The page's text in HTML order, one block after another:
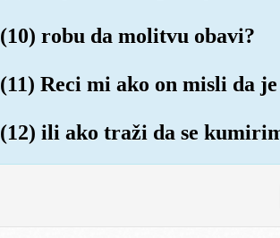
(10) robu da molitvu obavi?
(11) Reci mi ako on misli da
(12) ili ako traži da se